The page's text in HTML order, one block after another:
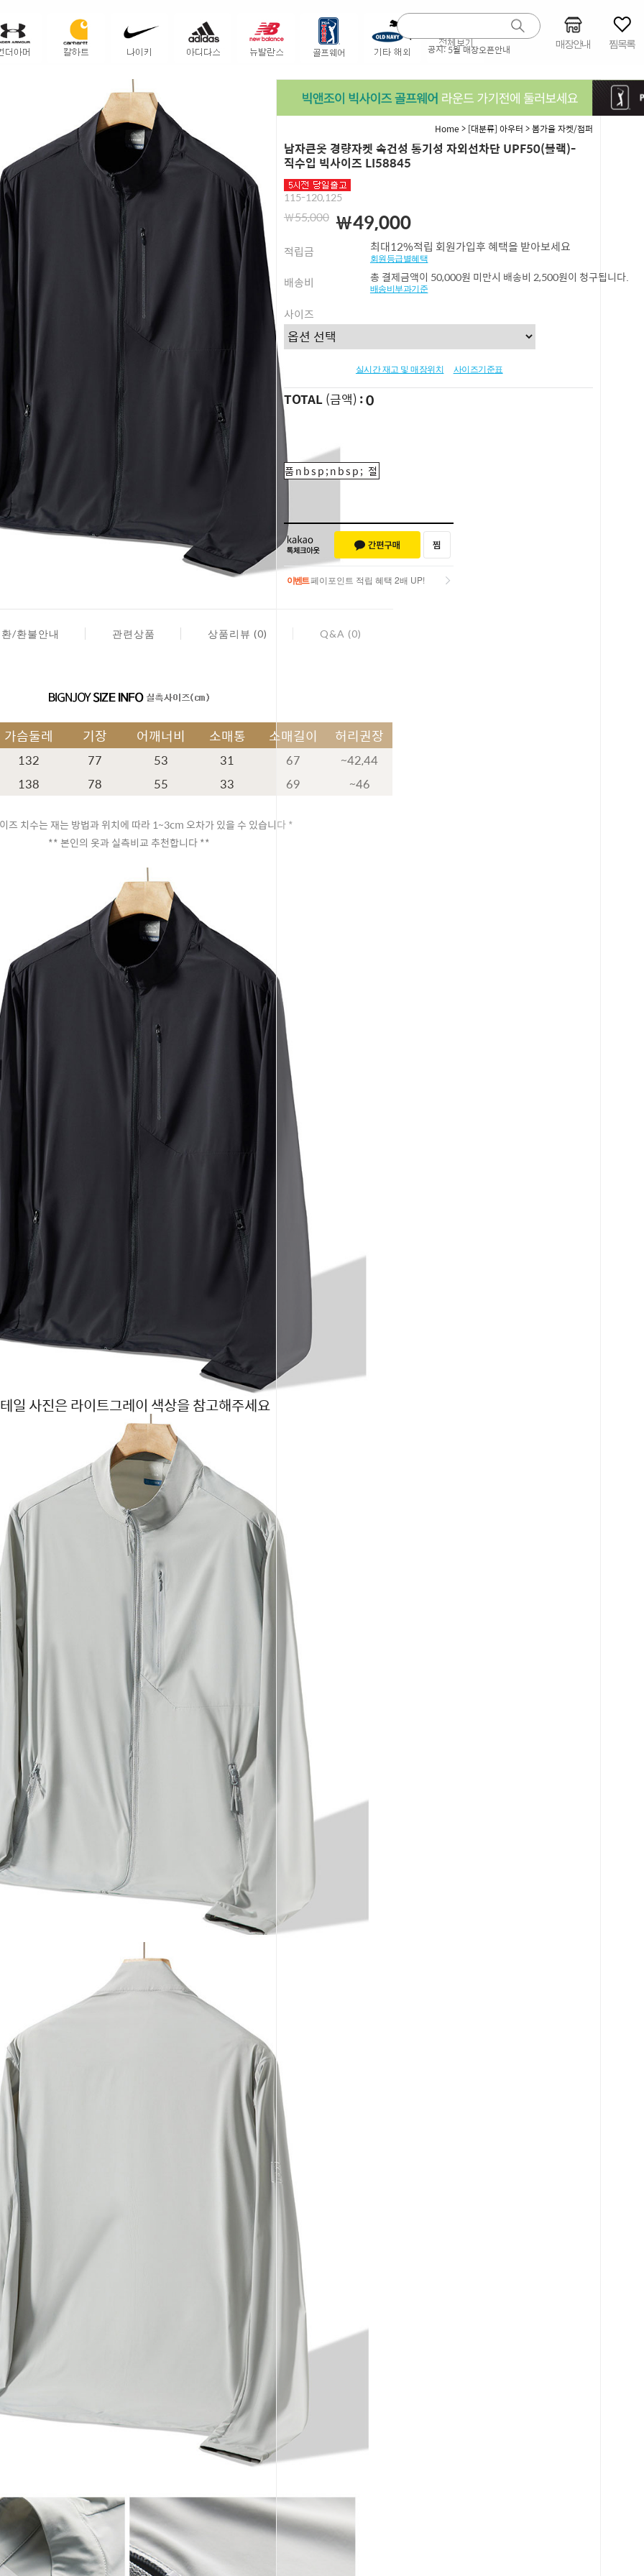
공지:5월 매장오픈안내 매장안내 찜목록
Home> [대분류] 아우터 >봄가을 자켓/점퍼
남자큰옷 경량자켓 속건성 통기성 자외선차단 UPF50(블랙)-
직수입 빅사이즈 LI58845
115-120,125
￦55,000 ￦49,000
적립금 최대12%적립 회원가입후 혜택을 받아보세요
회원등급별혜택
배송비 총 결제금액이 50,000원 미만시 배송비 2,500원이 청구됩니다.
배송비부과기준
사이즈
실시간 재고 및 매장위치 사이즈기준표
TOTAL(금액) 0
품nbsp;nbsp; 절
이벤트페이포인트 적립 혜택 2배 UP!
/환불안내 관련상품 상품리뷰 (0) Q&A (0)
가슴둘레 기장 어깨너비 소매통 소매길이 허리권장
132 77 53 31 67
~42,44
138
78 55 33 69 ~46
즈 치수는 재는 방법과 위치에 따라 1~3cm 오차가 있을 수 있습니다 *
** 본인의 옷과 실측비교 추천합니다 **
일 사진은 라이트그레이 색상을 참고해주세요